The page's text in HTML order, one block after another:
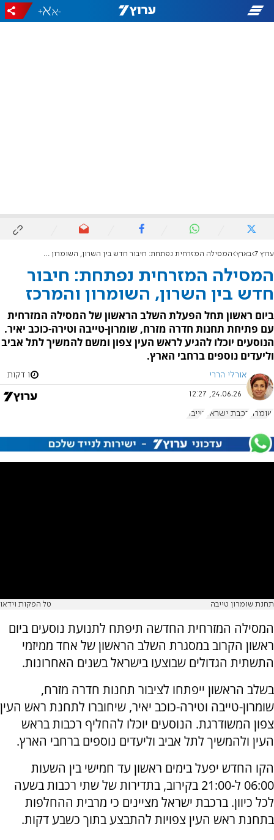
-
+
ערוץ 7 בארץ המסילה המזרחית נפתחת: חיבור חדש בין השרון, השומרון והמרכז
המסילה המזרחית נפתחת: חיבור
חדש בין השרון, השומרון והמרכז
ביום ראשון תחל הפעלת השלב הראשון של המסילה המזרחית
עם פתיחת תחנות חדרה מזרח, שומרון-טייבה וטירה-כוכב יאיר.
הנוסעים יוכלו להגיע לראש העין צפון ומשם להמשיך לתל אביב
וליעדים נוספים ברחבי הארץ.
אורלי הררי 1 דקות
24.06.26, 12:27
שומרון רכבת ישראל טייבה
תחנת שומרון טייבה טל הפקות וידאו
המסילה המזרחית החדשה תיפתח לתנועת נוסעים ביום
ראשון הקרוב במסגרת השלב הראשון של אחד ממיזמי
התשתית הגדולים שבוצעו בישראל בשנים האחרונות.
בשלב הראשון ייפתחו לציבור תחנות חדרה מזרח,
שומרון-טייבה וטירה-כוכב יאיר, שיחוברו לתחנת ראש העין
צפון המשודרגת. הנוסעים יוכלו להחליף רכבות בראש
העין ולהמשיך לתל אביב וליעדים נוספים ברחבי הארץ.
הקו החדש יפעל בימים ראשון עד חמישי בין השעות
06:00 ל-21:00 בקירוב, בתדירות של שתי רכבות בשעה
לכל כיוון. ברכבת ישראל מציינים כי מרבית ההחלפות
בתחנת ראש העין צפויות להתבצע בתוך כשבע דקות.